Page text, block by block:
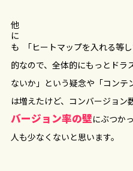
他にも
「ヒートマップを入れる等
的なので、全体的にもっとドラ
ないか」という疑念や「コンテ
は増えたけど、コンバージョン
バージョン率の壁にぶつか
人も少なくないと思います。